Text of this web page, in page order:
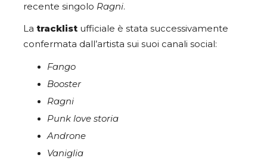
recente singolo Ragni.
La tracklist ufficiale è stata successivamente
confermata dall’artista sui suoi canali social:
Fango
Booster
Ragni
Punk love storia
Androne
Vaniglia